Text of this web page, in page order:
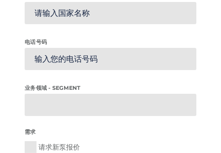
电话号码
业务领域 - SEGMENT
需求
请求新泵报价